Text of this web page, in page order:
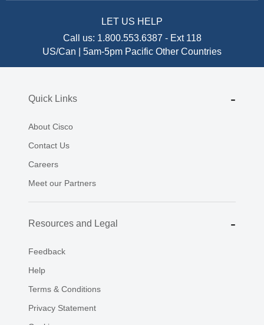
LET US HELP
Call us: 1.800.553.6387 - Ext 118
US/Can | 5am-5pm Pacific Other Countries